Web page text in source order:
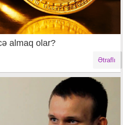
almaq olar?
Ətraflı